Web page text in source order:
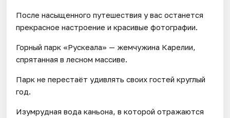
После насыщенного путешествия у вас останется
прекрасное настроение и красивые фотографии.
Горный парк «Рускеала» — жемчужина Карелии,
спрятанная в лесном массиве.
Парк не перестаёт удивлять своих гостей круглый
год.
Изумрудная вода каньона, в которой отражаются